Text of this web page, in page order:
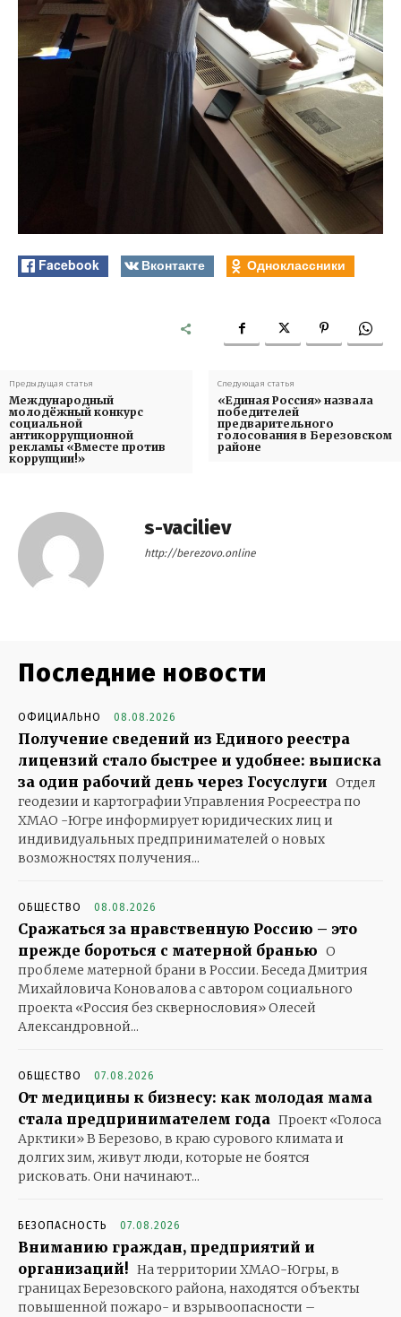
Facebook Вконтакте Одноклассники
Предыдущая статья
Международный
молодёжный конкурс
социальной
антикоррупционной
рекламы «Вместе против
коррупции!»
Следующая статья
«Единая Россия» назвала
победителей
предварительного
голосования в Березовском
районе
s-vaciliev
http://berezovo.online
Последние новости
ОФИЦИАЛЬНО 08.08.2026
Получение сведений из Единого реестра
лицензий стало быстрее и удобнее: выписка
за один рабочий день через Госуслуги Отдел
геодезии и картографии Управления Росреестра по
ХМАО -Югре информирует юридических лиц и
индивидуальных предпринимателей о новых
возможностях получения...
ОБЩЕСТВО 08.08.2026
Сражаться за нравственную Россию – это
прежде бороться с матерной бранью О
проблеме матерной брани в России. Беседа Дмитрия
Михайловича Коновалова с автором социального
проекта «Россия без сквернословия» Олесей
Александровной...
ОБЩЕСТВО 07.08.2026
От медицины к бизнесу: как молодая мама
стала предпринимателем года Проект «Голоса
Арктики» В Березово, в краю сурового климата и
долгих зим, живут люди, которые не боятся
рисковать. Они начинают...
БЕЗОПАСНОСТЬ 07.08.2026
Вниманию граждан, предприятий и
организаций! На территории ХМАО-Югры, в
границах Березовского района, находятся объекты
повышенной пожаро- и взрывоопасности –